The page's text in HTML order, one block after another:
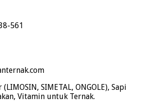
561
SIMETAL, ONGOLE), Sapi
Vitamin untuk Ternak.